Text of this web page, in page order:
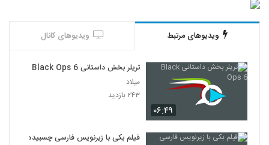
ویدیوهای مرتبط ویدیوهای کانال
۰۶:۴۹
تریلر بخش داستانی Black Ops 6
میلاد
۲۴۳ بازدید
فیلم بکی با زیرنویس فارسی چسبیده